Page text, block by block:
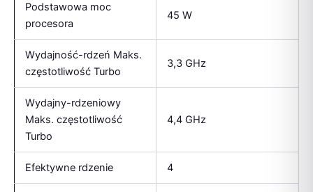
Podstawowa moc
procesora
45 W
Wydajność-rdzeń Maks.
częstotliwość Turbo
3,3 GHz
Wydajny-rdzeniowy
Maks. częstotliwość
Turbo
4,4 GHz
Efektywne rdzenie 4